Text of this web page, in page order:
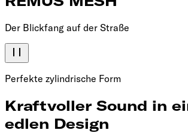
Der Blickfang auf der Straße
Perfekte zylindrische Form
Kraftvoller Sound in
edlen Design